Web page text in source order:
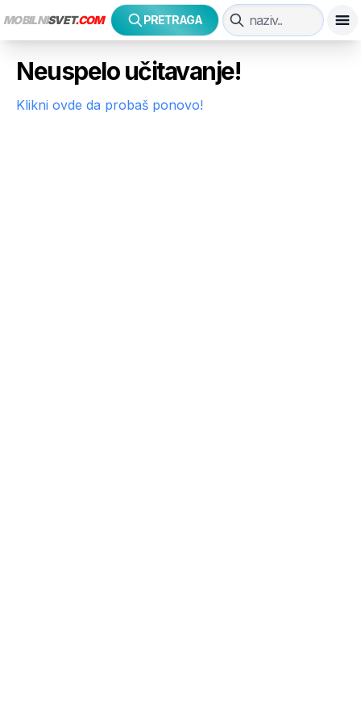
MOBILNISVET.COM PRETRAGA
Neuspelo učitavanje!
Klikni ovde da probaš ponovo!